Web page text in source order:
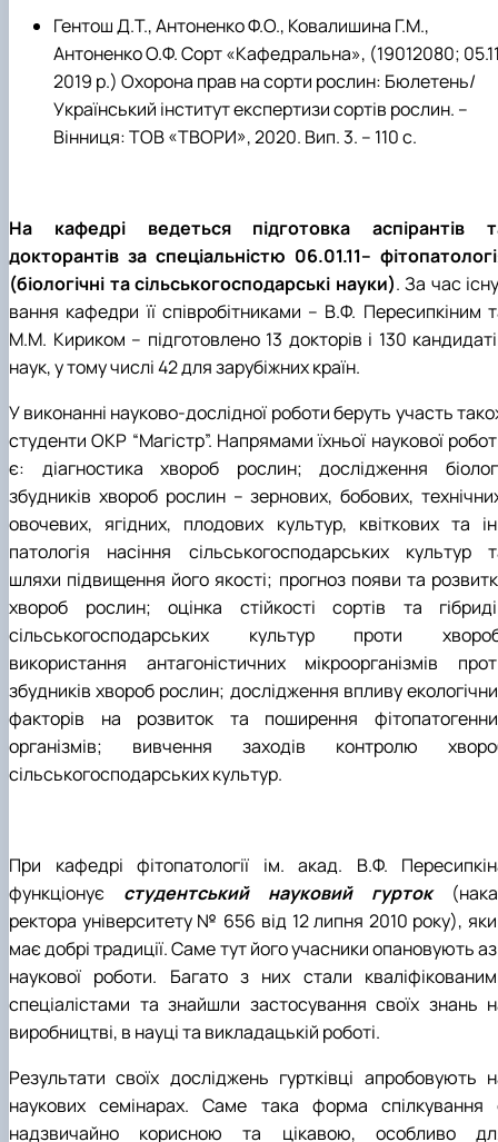
Гентош Д.Т., Антоненко Ф.О., Ковалишина Г.М.,
Антоненко О.Ф. Сорт «Кафедральна», (19012080;
2019 р.) Охорона прав на сорти рослин: Бюлетень/
Український інститут експертизи сортів рослин. –
Вінниця: ТОВ «ТВОРИ», 2020. Вип. 3. – 110 с.
На кафедрі ведеться підготовка аспірантів
докторантів за спеціальністю 06.01.11–
(біологічні та сільськогосподарські науки). За час
вання кафедри її співробітниками – В.Ф. Пересипкіним
М.М. Кириком – під­готовлено 13 докторів і 130
наук, у тому числі 42 для зарубіжних країн.
У виконанні науково-дослідної роботи беруть участь
студенти ОКР “Магістр”. Напрямами їхньої наукової
є: діагностика хвороб рослин; дослідження
збудників хвороб рослин – зернових, бобових,
овочевих, ягідних, плодових культур, квіткових та
патологія насіння сільськогосподарських культур
шляхи підвищення його якості; прогноз появи та
хвороб рослин; оцінка стійкості сортів та
сільськогосподарських культур проти
використання антагоністичних мікроорганізмів
збудників хвороб рослин; дослідження впливу
факторів на розвиток та поширення
організмів; вивчен­ня заходів контролю
сільськогосподарських культур.
При кафедрі фітопатології ім. акад. В.Ф.
функціонує студентський науковий гурток
ректора університету № 656 від 12 липня 2010 року),
має добрі традиції. Саме тут його учасники опановують
наукової роботи. Багато з них стали
спеціалістами та знайшли застосування своїх знань
виробництві, в науці та викладацькій роботі.
Результати своїх досліджень гуртківці апробовують
наукових семінарах. Саме така форма спілкування
надзвичайно корисною та цікавою, особливо